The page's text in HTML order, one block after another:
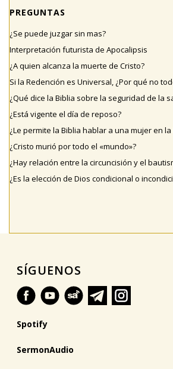
PREGUNTAS
¿Se puede juzgar sin mas?
Interpretación futurista de Apocalipsis
¿A quien alcanza la muerte de Cristo?
Si la Redención es Universal, ¿Por qué no
¿Qué dice la Biblia sobre la seguridad de la
¿Está vigente el día de reposo?
¿Le permite la Biblia hablar a una mujer en
¿Cristo murió por todo el «mundo»?
¿Hay relación entre la circuncisión y el
¿Es la elección de Dios condicional o
SÍGUENOS
Spotify
SermonAudio